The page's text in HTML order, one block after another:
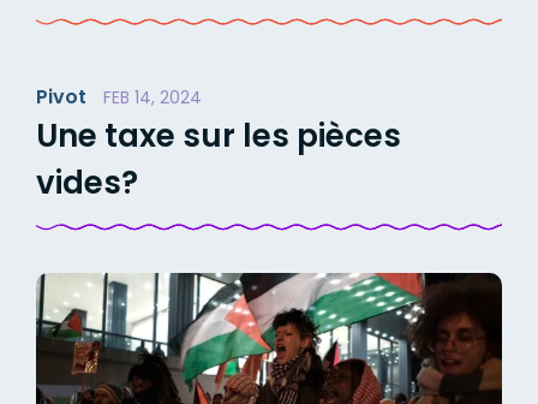
Pivot FEB 14, 2024
Une taxe sur les pièces
vides?